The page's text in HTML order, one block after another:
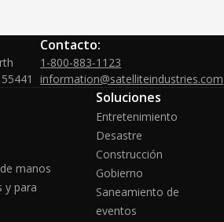
Contacto:
1-800-883-1123
information@satelliteindustries.com
manos
y para
Soluciones
Entretenimiento
Desastre
Construcción
Gobierno
Saneamiento de
eventos